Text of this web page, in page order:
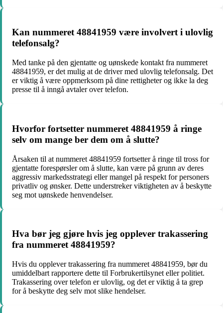
Kan nummeret 48841959 være involvert i ulovlig
telefonsalg?
Med tanke på den gjentatte og uønskede kontakt fra nummeret
48841959, er det mulig at de driver med ulovlig telefonsalg. Det
er viktig å være oppmerksom på dine rettigheter og ikke la deg
presse til å inngå avtaler over telefon.
Hvorfor fortsetter nummeret 48841959 å ringe
selv om mange ber dem om å slutte?
Årsaken til at nummeret 48841959 fortsetter å ringe til tross for
gjentatte forespørsler om å slutte, kan være på grunn av deres
aggressiv markedsstrategi eller mangel på respekt for personers
privatliv og ønsker. Dette understreker viktigheten av å beskytte
seg mot uønskede henvendelser.
Hva bør jeg gjøre hvis jeg opplever trakassering
fra nummeret 48841959?
Hvis du opplever trakassering fra nummeret 48841959, bør du
umiddelbart rapportere dette til Forbrukertilsynet eller politiet.
Trakassering over telefon er ulovlig, og det er viktig å ta grep
for å beskytte deg selv mot slike hendelser.